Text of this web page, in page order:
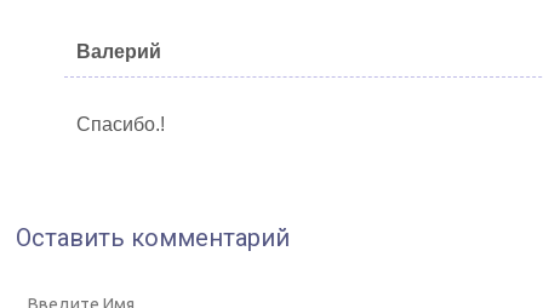
Валерий
Спасибо.!
Оставить комментарий